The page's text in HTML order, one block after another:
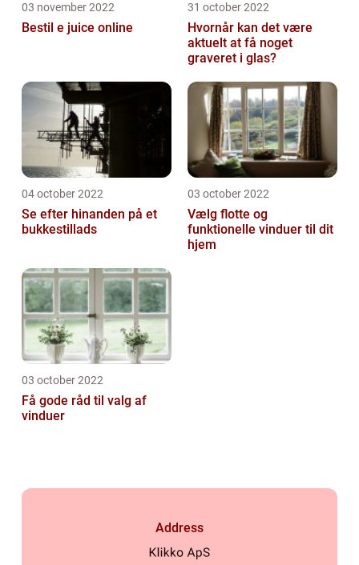
03 november 2022
Bestil e juice online
31 october 2022
Hvornår kan det være
aktuelt at få noget
graveret i glas?
04 october 2022
Se efter hinanden på et
bukkestillads
03 october 2022
Vælg flotte og
funktionelle vinduer til dit
hjem
03 october 2022
Få gode råd til valg af
vinduer
Address